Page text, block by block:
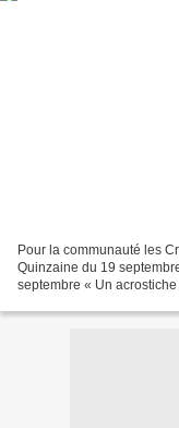
Pour la communauté les
Quinzaine du 19
septembre « Un